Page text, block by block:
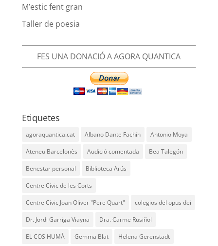
M’estic fent gran
Taller de poesia
FES UNA DONACIÓ A AGORA QUANTICA
Etiquetes
agoraquantica.cat Albano Dante Fachín Antonio Moya
Ateneu Barcelonès Audició comentada Bea Talegón
Benestar personal Biblioteca Arús
Centre Cívic de les Corts
Centre Cívic Joan Oliver "Pere Quart" colegios del opus dei
Dr. Jordi Garriga Viayna Dra. Carme Rusiñol
EL COS HUMÀ Gemma Blat Helena Gerenstadt